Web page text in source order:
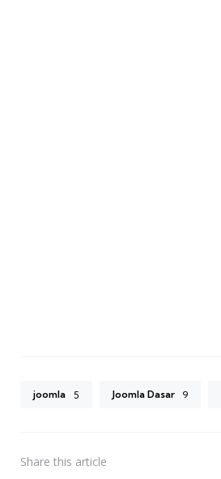
joomla 5 Joomla Dasar 9
Share this article